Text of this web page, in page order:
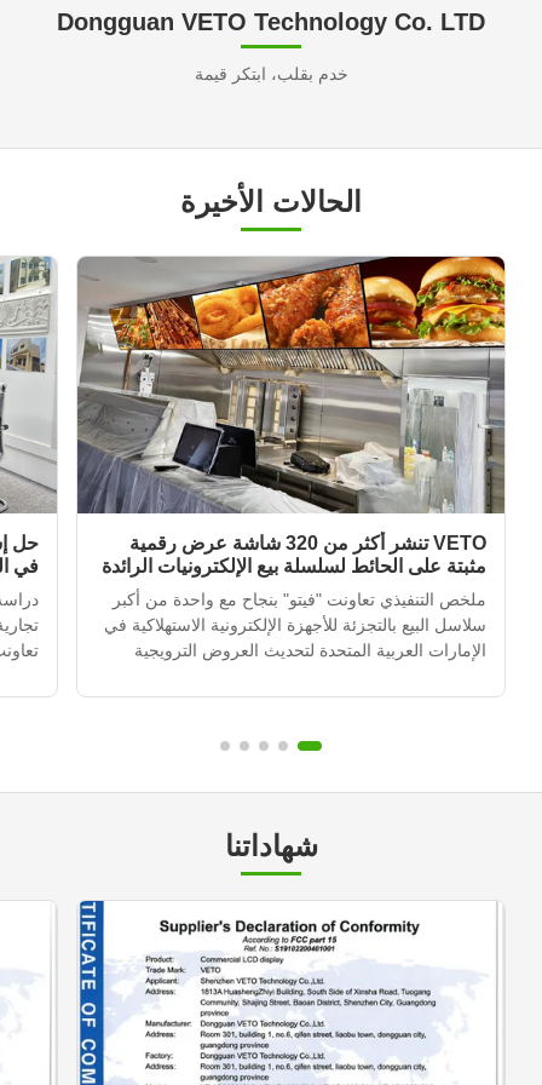
Dongguan VETO Technology Co. LTD
خدم بقلب، ابتكر قيمة
الحالات الأخيرة
VETO تنشر أكثر من 320 شاشة عرض رقمية
مثبتة على الحائط لسلسلة بيع الإلكترونيات الرائدة
في الإمارات العربية المتحدة
ملخص التنفيذي تعاونت "فيتو" بنجاح مع واحدة من أكبر
سلاسل البيع بالتجزئة للأجهزة الإلكترونية الاستهلاكية في
الإمارات العربية المتحدة لتحديث العروض الترويجية
نشر أكثر من 320 وحدة إشارة رقمية مثبتة على الجدار
حل
في
شهاداتنا